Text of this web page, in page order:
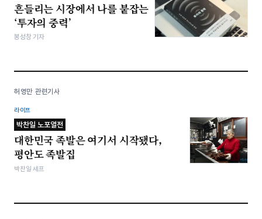
흔들리는 시장에서 나를 붙잡는
‘투자의 중력’
봉성창 기자
허영만 관련기사
라이프
박찬일 노포열전
대한민국 족발은 여기서 시작됐다,
평안도 족발집
박찬일 셰프